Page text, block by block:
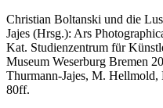
Christian Boltanski und die
Jajes (Hrsg.): Ars
Kat. Studienzentrum für
Museum Weserburg Bremen
Thurmann-Jajes, M.
80ff.